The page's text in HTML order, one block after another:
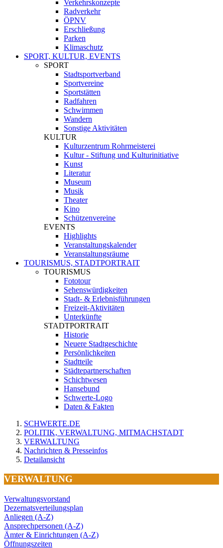
Verkehrskonzepte
Radverkehr
ÖPNV
Erschließung
Parken
Klimaschutz
SPORT, KULTUR, EVENTS
SPORT
Stadtsportverband
Sportvereine
Sportstätten
Radfahren
Schwimmen
Wandern
Sonstige Aktivitäten
KULTUR
Kulturzentrum Rohrmeisterei
Kultur - Stiftung und Kulturinitiative
Kunst
Literatur
Museum
Musik
Theater
Kino
Schützenvereine
EVENTS
Highlights
Veranstaltungskalender
Veranstaltungsräume
TOURISMUS, STADTPORTRAIT
TOURISMUS
Fototour
Sehenswürdigkeiten
Stadt- & Erlebnisführungen
Freizeit-Aktivitäten
Unterkünfte
STADTPORTRAIT
Historie
Neuere Stadtgeschichte
Persönlichkeiten
Stadtteile
Städtepartnerschaften
Schichtwesen
Hansebund
Schwerte-Logo
Daten & Fakten
SCHWERTE.DE
POLITIK, VERWALTUNG, MITMACHSTADT
VERWALTUNG
Nachrichten & Presseinfos
Detailansicht
VERWALTUNG
Verwaltungsvorstand
Dezernatsverteilungsplan
Anliegen (A-Z)
Ansprechpersonen (A-Z)
Ämter & Einrichtungen (A-Z)
Öffnungszeiten